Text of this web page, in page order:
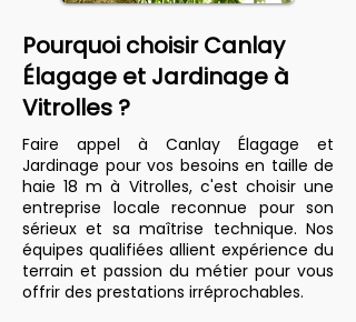
Pourquoi choisir Canlay
Élagage et Jardinage à
Vitrolles ?
Faire appel à Canlay Élagage et
Jardinage pour vos besoins en taille de
haie 18 m à Vitrolles, c'est choisir une
entreprise locale reconnue pour son
sérieux et sa maîtrise technique. Nos
équipes qualifiées allient expérience du
terrain et passion du métier pour vous
offrir des prestations irréprochables.